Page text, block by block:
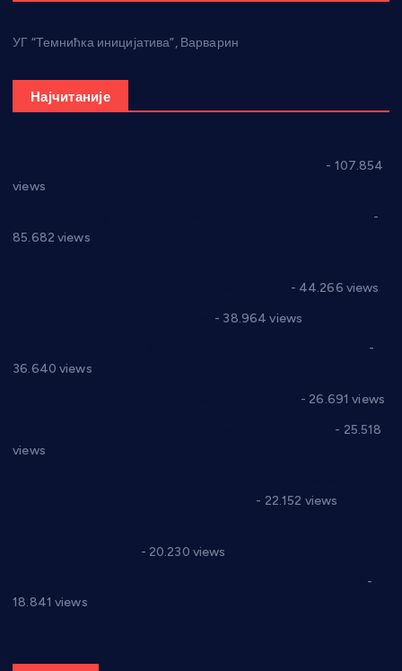
УГ “Темнићка иницијатива”, Варварин
Најчитаније
- 107.854
views
-
85.682 views
- 44.266 views
- 38.964 views
-
36.640 views
- 26.691 views
- 25.518
views
- 22.152 views
- 20.230 views
-
18.841 views